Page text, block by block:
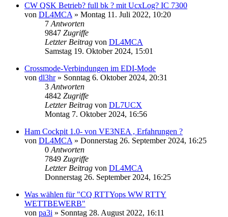
CW QSK Betrieb? full bk ? mit UcxLog? IC 7300
von DL4MCA » Montag 11. Juli 2022, 10:20
7 Antworten
9847 Zugriffe
Letzter Beitrag von DL4MCA
Samstag 19. Oktober 2024, 15:01
Crossmode-Verbindungen im EDI-Mode
von dl3hr» Sonntag 6. Oktober 2024, 20:31
3 Antworten
4842 Zugriffe
Letzter Beitrag von DL7UCX
Montag 7. Oktober 2024, 16:56
Ham Cockpit 1.0- von VE3NEA , Erfahrungen ?
von DL4MCA » Donnerstag 26. September 2024, 16:25
0 Antworten
7849 Zugriffe
Letzter Beitrag von DL4MCA
Donnerstag 26. September 2024, 16:25
Was wählen für "CQ RTTYops WW RTTY
WETTBEWERB"
von pa3i » Sonntag 28. August 2022, 16:11